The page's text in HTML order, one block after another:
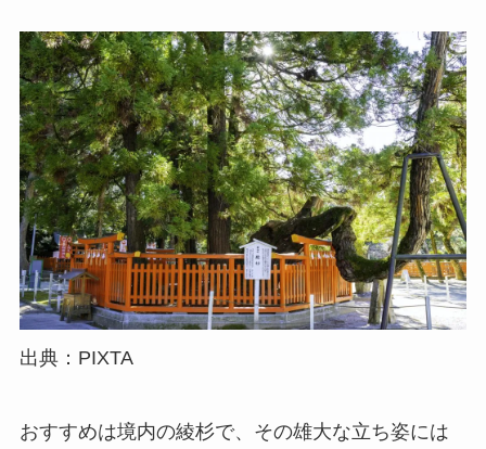
出典：PIXTA
おすすめは境内の綾杉で、その雄大な立ち姿には